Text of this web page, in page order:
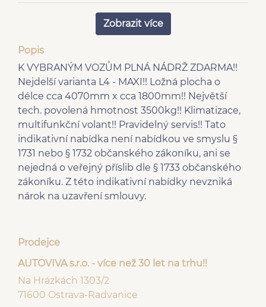
sedadlo řidiče
centrál dálkový
plní 'EURO VI'
AUX
Zobrazit více
Popis
K VYBRANÝM VOZŮM PLNÁ NÁDRŽ ZDARMA!!
Nejdelší varianta L4 - MAXI!! Ložná plocha o
délce cca 4070mm x cca 1800mm!! Největší
tech. povolená hmotnost 3500kg!! Klimatizace,
multifunkční volant!! Pravidelný servis!! Tato
indikativní nabídka není nabídkou ve smyslu §
1731 nebo § 1732 občanského zákoníku, ani se
nejedná o veřejný příslib dle § 1733 občanského
zákoníku. Z této indikativní nabídky nevzniká
nárok na uzavření smlouvy.
Prodejce
AUTOVIVA s.r.o. - více než 30 let na trhu!!
Na Hrázkách 1303/2
71600 Ostrava-Radvanice